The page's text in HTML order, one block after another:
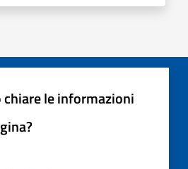
chiare le informazioni